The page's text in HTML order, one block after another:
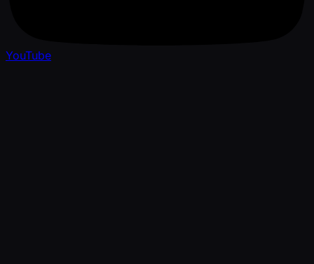
YouTube